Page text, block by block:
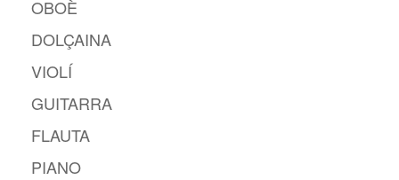
OBOÈ
DOLÇAINA
VIOLÍ
GUITARRA
FLAUTA
PIANO